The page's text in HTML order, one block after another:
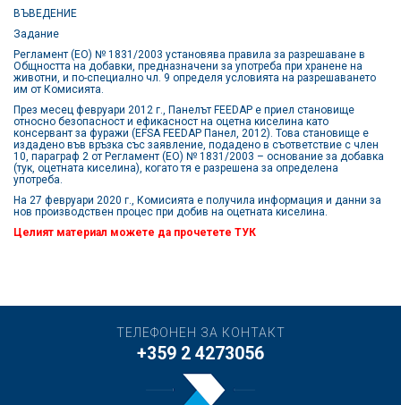
ВЪВЕДЕНИЕ
Задание
Регламент (ЕО) № 1831/2003 установява правила за разрешаване в
Общността на добавки, предназначени за употреба при хранене на
животни, и по-специално чл. 9 определя условията на разрешаването
им от Комисията.
През месец февруари 2012 г., Панелът FEEDAP е приел становище
относно безопасност и ефикасност на оцетна киселина като
консервант за фуражи (EFSA FEEDAP Панел, 2012). Това становище е
издадено във връзка със заявление, подадено в съответствие с член
10, параграф 2 от Регламент (ЕО) № 1831/2003 – основание за добавка
(тук, оцетната киселина), когато тя е разрешена за определена
употреба.
На 27 февруари 2020 г., Комисията е получила информация и данни за
нов производствен процес при добив на оцетната киселина.
Целият материал можете да прочетете ТУК
ТЕЛЕФОНЕН ЗА КОНТАКТ
+359 2 4273056